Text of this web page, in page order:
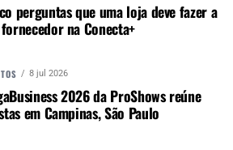
no formato dreadnought,
abeto sólido, proporcionando
modelo de tamanho médio,
batidas quanto para
um tom quente e cheio,
perguntas que uma loja deve fazer a
na Conecta+
8 jul 2026
2026 da ProShows reúne
em Campinas, São Paulo